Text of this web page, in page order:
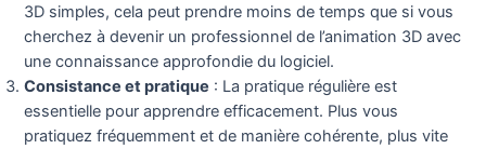
3D simples, cela peut prendre moins de temps que si vous
cherchez à devenir un professionnel de l’animation 3D avec
une connaissance approfondie du logiciel.
Consistance et pratique : La pratique régulière est
essentielle pour apprendre efficacement. Plus vous
pratiquez fréquemment et de manière cohérente, plus vite